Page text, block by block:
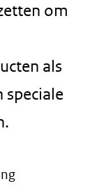
om
als
speciale